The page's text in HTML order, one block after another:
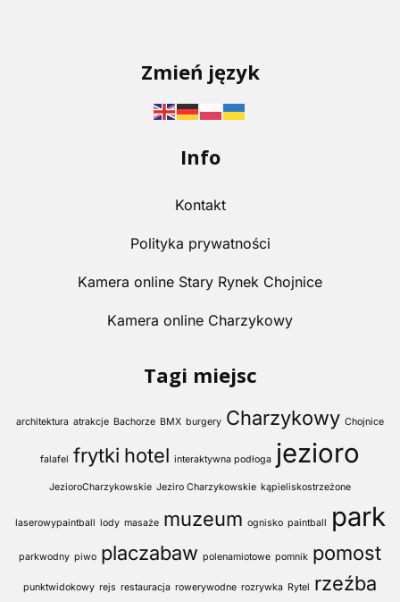
Zmień język
Info
Kontakt
Polityka prywatności
Kamera online Stary Rynek Chojnice
Kamera online Charzykowy
Tagi miejsc
architektura atrakcje Bachorze BMX burgery Charzykowy Chojnice
falafel frytki hotel interaktywna podłoga jezioro
JezioroCharzykowskie Jeziro Charzykowskie kąpieliskostrzeżone
laserowypaintball lody masaże muzeum ognisko paintball park
parkwodny piwo placzabaw polenamiotowe pomnik pomost
punktwidokowy rejs restauracja rowerywodne rozrywka Rytel rzeźba